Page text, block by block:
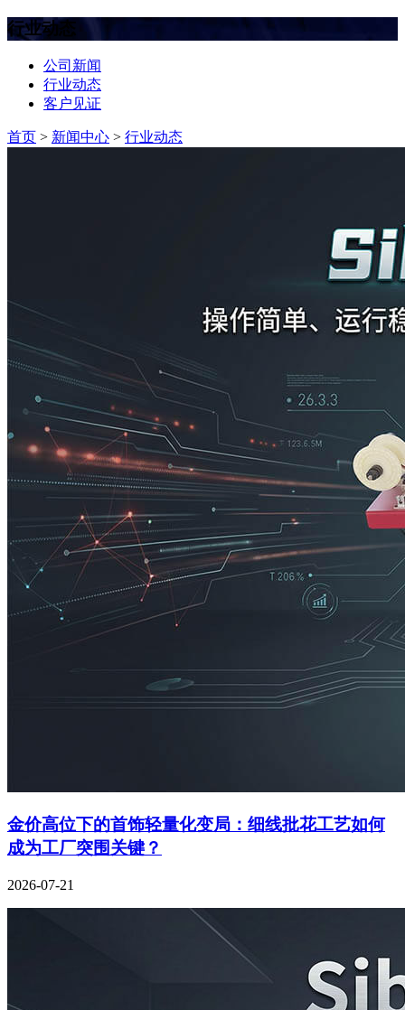
行业动态
公司新闻
行业动态
客户见证
首页 > 新闻中心 > 行业动态
金价高位下的首饰轻量化变局：细线批花工艺如何
成为工厂突围关键？
2026-07-21